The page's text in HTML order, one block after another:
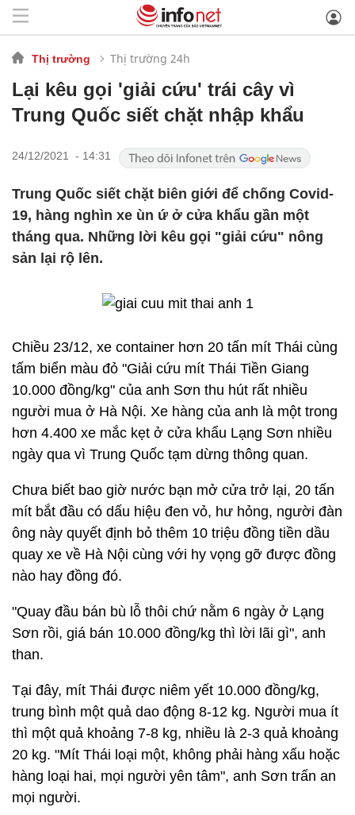
Thị trường Thị trường 24h
Lại kêu gọi 'giải cứu' trái cây vì
Trung Quốc siết chặt nhập khẩu
24/12/2021 - 14:31
Trung Quốc siết chặt biên giới để chống Covid-
19, hàng nghìn xe ùn ứ ở cửa khẩu gần một
tháng qua. Những lời kêu gọi "giải cứu" nông
sản lại rộ lên.
Chiều 23/12, xe container hơn 20 tấn mít Thái cùng
tấm biển màu đỏ "Giải cứu mít Thái Tiền Giang
10.000 đồng/kg" của anh Sơn thu hút rất nhiều
người mua ở Hà Nội. Xe hàng của anh là một trong
hơn 4.400 xe mắc kẹt ở cửa khẩu Lạng Sơn nhiều
ngày qua vì Trung Quốc tạm dừng thông quan.
Chưa biết bao giờ nước bạn mở cửa trở lại, 20 tấn
mít bắt đầu có dấu hiệu đen vỏ, hư hỏng, người đàn
ông này quyết định bỏ thêm 10 triệu đồng tiền dầu
quay xe về Hà Nội cùng với hy vọng gỡ được đồng
nào hay đồng đó.
"Quay đầu bán bù lỗ thôi chứ nằm 6 ngày ở Lạng
Sơn rồi, giá bán 10.000 đồng/kg thì lời lãi gì", anh
than.
Tại đây, mít Thái được niêm yết 10.000 đồng/kg,
trung bình một quả dao động 8-12 kg. Người mua ít
thì một quả khoảng 7-8 kg, nhiều là 2-3 quả khoảng
20 kg. "Mít Thái loại một, không phải hàng xấu hoặc
hàng loại hai, mọi người yên tâm", anh Sơn trấn an
mọi người.